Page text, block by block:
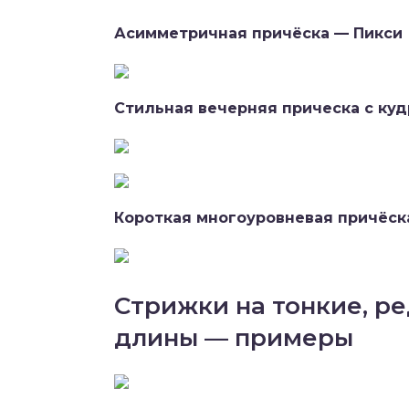
Асимметричная причёска — Пикси
Стильная вечерняя прическа с
Короткая многоуровневая
Стрижки на тонкие,
длины — примеры